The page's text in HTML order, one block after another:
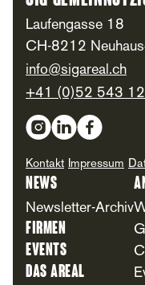
Laufengasse 18
CH-8212
info@sigareal.ch
+41 (0)52 543 12
Social Media
Kontakt Impressum
News
Newsletter-Archiv
Firmen
Events
Das Areal